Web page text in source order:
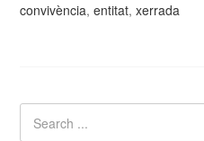
convivència,entitat,xerrada